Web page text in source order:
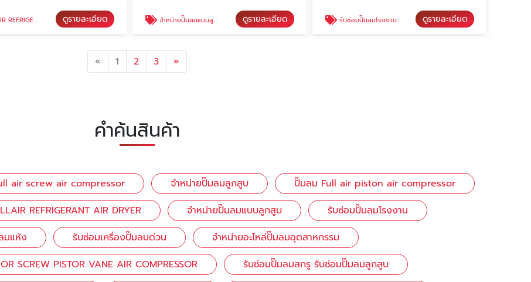
AIR DRYER ดูรายละเอียด จำหน่ายปั๊มลมแบบลูกสูบ ดูรายละเอียด รับซ่อมปั๊มลมโรงงาน ดูรายละเอียด
« Previous
1 2 3 »
คำค้นสินค้า
air screw air compressor จำหน่ายปั๊มลมลูกสูบ
ปั๊มลม Full air piston air compressor
REFRIGERANT AIR DRYER จำหน่ายปั๊มลมแบบลูกสูบ
รับซ่อมปั๊มลมโรงงาน
มแห้ง
รับซ่อมเครื่องปั๊มลมด่วน
จำหน่ายอะไหล่ปั๊มลมอุตสาหกรรม
SCREW PISTOR VANE AIR COMPRESSOR
รับซ่อมปั๊มลมสกรู รับซ่อมปั๊มลมลูกสูบ